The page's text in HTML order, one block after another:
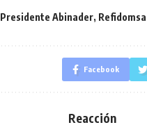
Presidente Abinader, Refidomsa
Facebook
Reacción